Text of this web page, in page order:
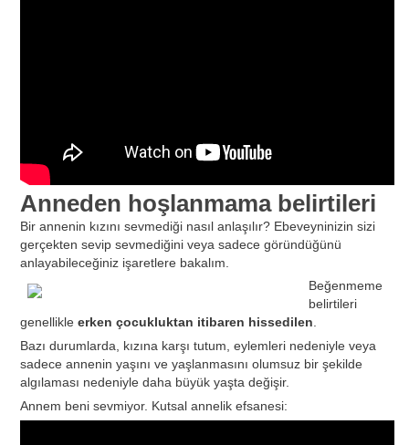
Anneden hoşlanmama belirtileri
Bir annenin kızını sevmediği nasıl anlaşılır? Ebeveyninizin sizi
gerçekten sevip sevmediğini veya sadece göründüğünü
anlayabileceğiniz işaretlere bakalım.
Beğenmeme
belirtileri
genellikle erken çocukluktan itibaren hissedilen.
Bazı durumlarda, kızına karşı tutum, eylemleri nedeniyle veya
sadece annenin yaşını ve yaşlanmasını olumsuz bir şekilde
algılaması nedeniyle daha büyük yaşta değişir.
Annem beni sevmiyor. Kutsal annelik efsanesi: